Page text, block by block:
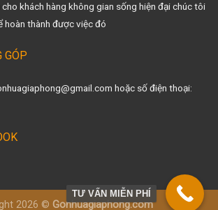
khách hàng không gian sống hiện đại chúc tôi
hoàn thành được việc đó
GÓP
hoặc số điện thoại:
2026 © Gonhuagiaphong.com
TƯ VẤN MIỄN PHÍ